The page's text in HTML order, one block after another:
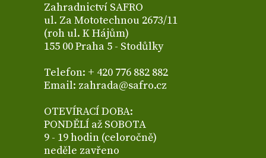
Zahradnictví SAFRO
ul. Za Mototechnou 2673/11
(roh ul. K Hájům)
155 00 Praha 5 - Stodůlky
Telefon: + 420 776 882 882
Email: zahrada@safro.cz
OTEVÍRACÍ DOBA:
PONDĚLÍ až SOBOTA
9 - 19 hodin (celoročně)
neděle zavřeno